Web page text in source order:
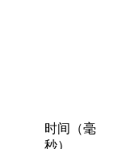
时间（毫
秒）